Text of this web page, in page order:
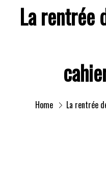
La rentrée
Home La rentrée